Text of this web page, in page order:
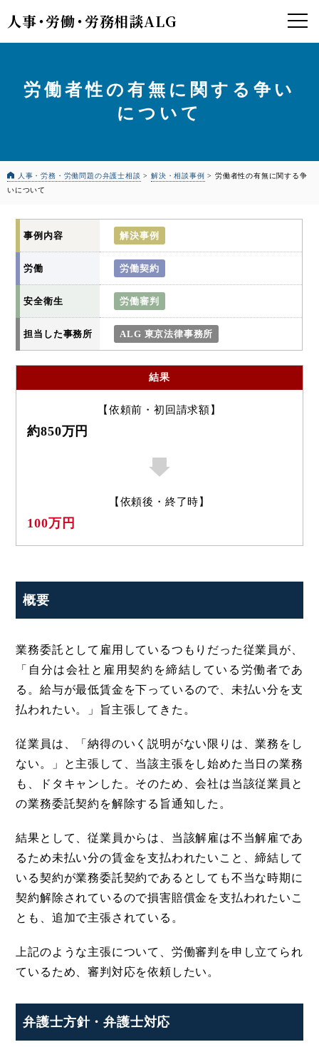
人事・労働・労務相談ALG
労働者性の有無に関する争い
について
人事・労務・労働問題の弁護士相談 >解決・相談事例 >労働者性の有無に関する争
いについて
事例内容 解決事例
労働 労働契約
安全衛生 労働審判
担当した事務所 ALG 東京法律事務所
結果
【依頼前・初回請求額】
約850万円
【依頼後・終了時】
100万円
概要
業務委託として雇用しているつもりだった従業員が、
「自分は会社と雇用契約を締結している労働者であ
る。給与が最低賃金を下っているので、未払い分を支
払われたい。」旨主張してきた。
従業員は、「納得のいく説明がない限りは、業務をし
ない。」と主張して、当該主張をし始めた当日の業務
も、ドタキャンした。そのため、会社は当該従業員と
の業務委託契約を解除する旨通知した。
結果として、従業員からは、当該解雇は不当解雇であ
るため未払い分の賃金を支払われたいこと、締結して
いる契約が業務委託契約であるとしても不当な時期に
契約解除されているので損害賠償金を支払われたいこ
とも、追加で主張されている。
上記のような主張について、労働審判を申し立てられ
ているため、審判対応を依頼したい。
弁護士方針・弁護士対応